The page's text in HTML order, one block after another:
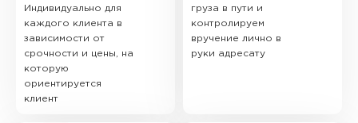
Индивидуально для
каждого клиента в
зависимости от
срочности и цены, на
которую
ориентируется
клиент
груза в пути и
контролируем
вручение лично в
руки адресату